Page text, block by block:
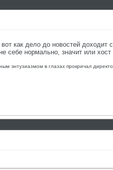
как дело до новостей
себе нормально, значит или
энтузиазмом в глазах прокричал